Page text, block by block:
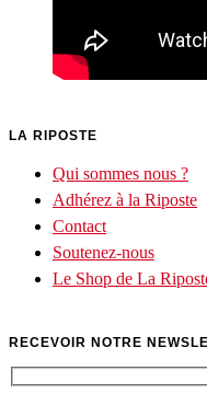
LA RIPOSTE
Qui sommes nous ?
Adhérez à la Riposte
Contact
Soutenez-nous
Le Shop de La
RECEVOIR NOTRE